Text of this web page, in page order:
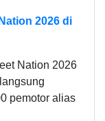
2026 di
Nation 2026
pemotor alias